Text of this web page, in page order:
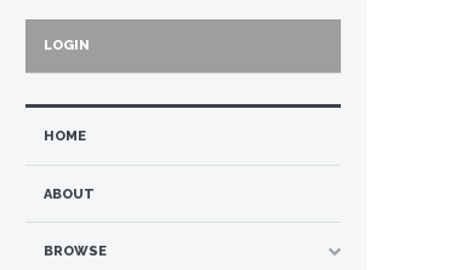
LOGIN
HOME
ABOUT
BROWSE